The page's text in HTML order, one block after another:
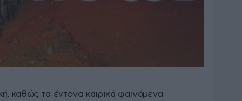
καθώς τα έντονα καιρικά φαινόμενα